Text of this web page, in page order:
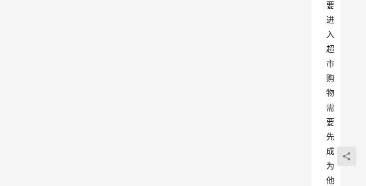
要
进
入
超
市
购
物
需
要
先
成
为
他